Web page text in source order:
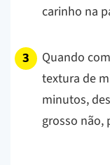
carinho na
Quando
textura de
minutos,
grosso não,